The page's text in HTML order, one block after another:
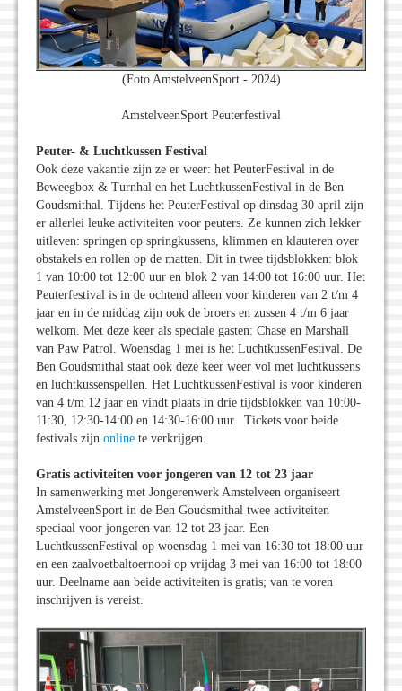
(Foto AmstelveenSport - 2024)
AmstelveenSport Peuterfestival
Peuter- & Luchtkussen Festival
Ook deze vakantie zijn ze er weer: het PeuterFestival in de
Beweegbox & Turnhal en het LuchtkussenFestival in de Ben
Goudsmithal. Tijdens het PeuterFestival op dinsdag 30 april zijn
er allerlei leuke activiteiten voor peuters. Ze kunnen zich lekker
uitleven: springen op springkussens, klimmen en klauteren over
obstakels en rollen op de matten. Dit in twee tijdsblokken: blok
1 van 10:00 tot 12:00 uur en blok 2 van 14:00 tot 16:00 uur. Het
Peuterfestival is in de ochtend alleen voor kinderen van 2 t/m 4
jaar en in de middag zijn ook de broers en zussen 4 t/m 6 jaar
welkom. Met deze keer als speciale gasten: Chase en Marshall
van Paw Patrol. Woensdag 1 mei is het LuchtkussenFestival. De
Ben Goudsmithal staat ook deze keer weer vol met luchtkussens
en luchtkussenspellen. Het LuchtkussenFestival is voor kinderen
van 4 t/m 12 jaar en vindt plaats in drie tijdsblokken van 10:00-
11:30, 12:30-14:00 en 14:30-16:00 uur. Tickets voor beide
festivals zijn online te verkrijgen.
Gratis activiteiten voor jongeren van 12 tot 23 jaar
In samenwerking met Jongerenwerk Amstelveen organiseert
AmstelveenSport in de Ben Goudsmithal twee activiteiten
speciaal voor jongeren van 12 tot 23 jaar. Een
LuchtkussenFestival op woensdag 1 mei van 16:30 tot 18:00 uur
en een zaalvoetbaltoernooi op vrijdag 3 mei van 16:00 tot 18:00
uur. Deelname aan beide activiteiten is gratis; van te voren
inschrijven is vereist.